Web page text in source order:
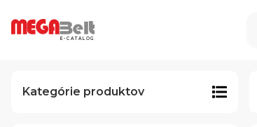
E-CATALOG
Kategórie produktov